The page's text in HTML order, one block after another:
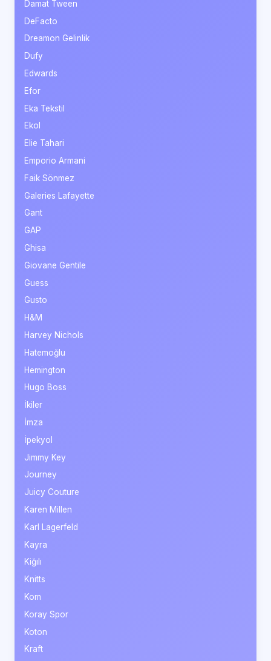
Damat Tween
DeFacto
Dreamon Gelinlik
Dufy
Edwards
Efor
Eka Tekstil
Ekol
Elie Tahari
Emporio Armani
Faik Sönmez
Galeries Lafayette
Gant
GAP
Ghisa
Giovane Gentile
Guess
Gusto
H&M
Harvey Nichols
Hatemoğlu
Hemington
Hugo Boss
İkiler
İmza
İpekyol
Jimmy Key
Journey
Juicy Couture
Karen Millen
Karl Lagerfeld
Kayra
Kiğılı
Knitts
Kom
Koray Spor
Koton
Kraft